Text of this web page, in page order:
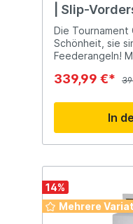
| Slip-
Die Tournament
Schönheit, sie
Feederangeln!
Rücklaufsperre
verlassen!
339,99 €*
In
14%
Mehrere